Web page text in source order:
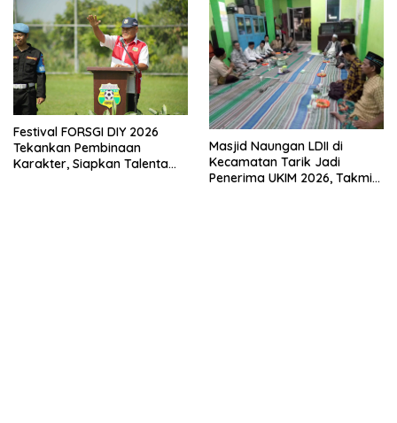
Festival FORSGI DIY 2026
Tekankan Pembinaan
Karakter, Siapkan Talenta
Masjid Naungan LDII di
Kecamatan Tarik Jadi
Penerima UKIM 2026, Takmir